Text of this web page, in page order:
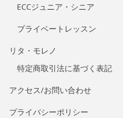
ECCジュニア・シニア
プライベートレッスン
リタ・モレノ
特定商取引法に基づく表記
アクセス/お問い合わせ
プライバシーポリシー